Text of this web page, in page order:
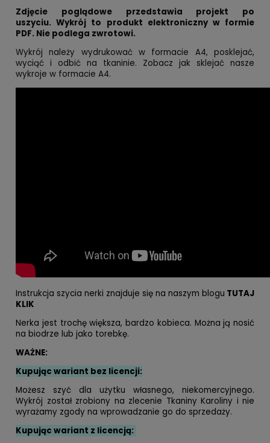
Zdjęcie poglądowe przedstawia projekt po
uszyciu.Wykrój to produkt elektroniczny w formie
PDF. Nie podlega zwrotowi.
Wykrój należy wydrukować w formacie A4, posklejać,
wyciąć i odbić na tkaninie. Zobacz jak sklejać nasze
wykroje w formacie A4.
Instrukcja szycia nerki znajduje się na naszym blogu TUTAJ
KLIK
Nerka jest trochę większa, bardzo kobieca. Można ją nosić
na biodrze lub jako torebkę.
WAŻNE:
Kupując wariant bez licencji:
Możesz szyć dla użytku własnego, niekomercyjnego.
Wykrój został zrobiony na zlecenie Tkaniny Karoliny i nie
wyrażamy zgody na wprowadzanie go do sprzedaży.
Kupując wariant z licencją: